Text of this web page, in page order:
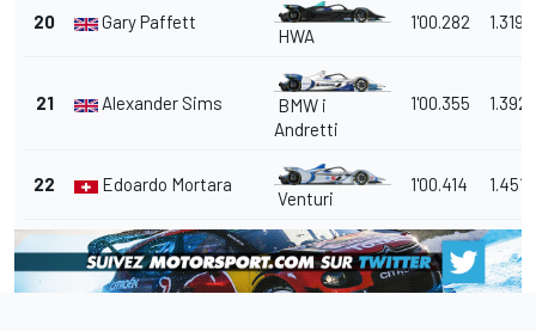
20 Gary Paffett
HWA
1'00.282 1.319
21 Alexander Sims
BMW i
Andretti
1'00.355 1.392
22 Edoardo Mortara
Venturi
1'00.414 1.451